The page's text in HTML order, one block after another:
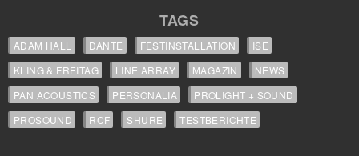
TAGS
ADAM HALL DANTE FESTINSTALLATION
ISE
KLING & FREITAG
LINE ARRAY MAGAZIN
NEWS
PAN ACOUSTICS
PERSONALIA
PROLIGHT + SOUND
PROSOUND
RCF SHURE TESTBERICHTE